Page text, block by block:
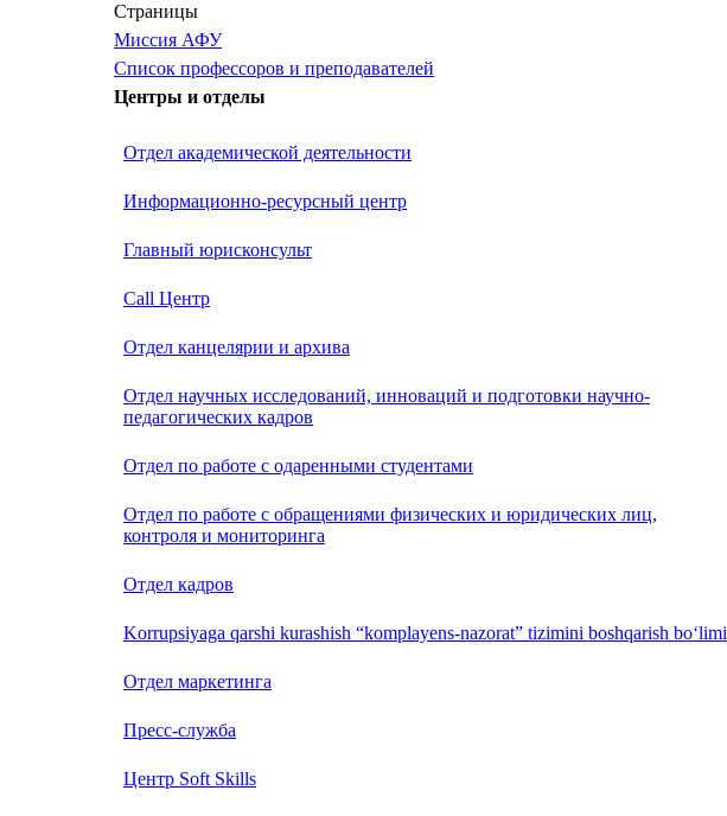
Страницы
Миссия АФУ
Список профессоров и преподавателей
Центры и отделы
Отдел академической деятельности
Информационно-ресурсный центр
Главный юрисконсульт
Call Центр
Oтдел канцелярии и архива
Отдел научных исследований, инноваций и подготовки научно-
педагогических кадров
Отдел по работе с одаренными студентами
Отдел по работе с обращениями физических и юридических лиц,
контроля и мониторинга
Отдел кадров
Korrupsiyaga qarshi kurashish “komplayens-nazorat” tizimini boshqarish bo‘limi
Отдел маркетинга
Пресс-служба
Центр Soft Skills